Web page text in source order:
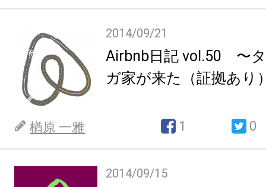
2014/09/21
Airbnb日記 vol.50 〜
ガ家が来た（証拠あり
楢原 一雅 1 0
2014/09/15